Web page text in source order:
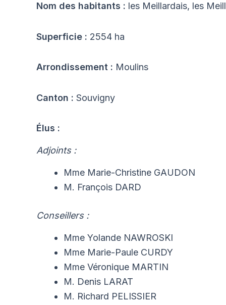
Nom des habitants : les Meillardais, les
Superficie : 2554 ha
Arrondissement : Moulins
Canton : Souvigny
Élus :
Adjoints :
Mme Marie-Christine GAUDON
M. François DARD
Conseillers :
Mme Yolande NAWROSKI
Mme Marie-Paule CURDY
Mme Véronique MARTIN
M. Denis LARAT
M. Richard PELISSIER